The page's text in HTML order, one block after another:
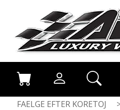
FAELGE EFTER KORETOJ